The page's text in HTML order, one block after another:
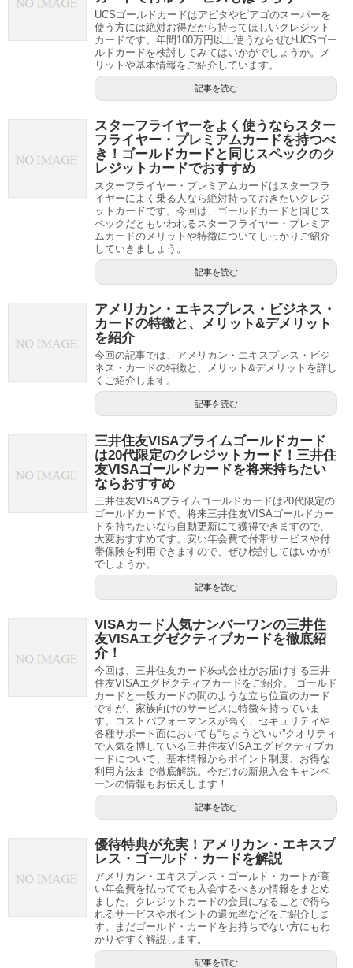
UCSゴールドカードはアピタやピアゴのスーパーを
使う方には絶対お得だから持ってほしいクレジット
カードです。年間100万円以上使うならぜひUCSゴー
ルドカードを検討してみてはいかがでしょうか。メ
リットや基本情報をご紹介しています。
記事を読む
スターフライヤーをよく使うならスター
フライヤー・プレミアムカードを持つべ
き！ゴールドカードと同じスペックのク
レジットカードでおすすめ
スターフライヤー・プレミアムカードはスターフラ
イヤーによく乗る人なら絶対持っておきたいクレジ
ットカードです。今回は、ゴールドカードと同じス
ペックだともいわれるスターフライヤー・プレミア
ムカードのメリットや特徴についてしっかりご紹介
していきましょう。
記事を読む
アメリカン・エキスプレス・ビジネス・
カードの特徴と、メリット&デメリット
を紹介
今回の記事では、アメリカン・エキスプレス・ビジ
ネス・カードの特徴と、メリット&デメリットを詳し
くご紹介します。
記事を読む
三井住友VISAプライムゴールドカード
は20代限定のクレジットカード！三井住
友VISAゴールドカードを将来持ちたい
ならおすすめ
三井住友VISAプライムゴールドカードは20代限定の
ゴールドカードで、将来三井住友VISAゴールドカー
ドを持ちたいなら自動更新にて獲得できますので、
大変おすすめです。安い年会費で付帯サービスや付
帯保険を利用できますので、ぜひ検討してはいかが
でしょうか。
記事を読む
VISAカード人気ナンバーワンの三井住
友VISAエグゼクティブカードを徹底紹
介！
今回は、三井住友カード株式会社がお届けする三井
住友VISAエグゼクティブカードをご紹介。 ゴールド
カードと一般カードの間のような立ち位置のカード
ですが、家族向けのサービスに特徴を持っていま
す。コストパフォーマンスが高く、セキュリティや
各種サポート面においても“ちょうどいい”クオリティ
で人気を博している三井住友VISAエグゼクティブカ
ードについて、基本情報からポイント制度、お得な
利用方法まで徹底解説。今だけの新規入会キャンペ
ーンの情報もお伝えします！
記事を読む
優待特典が充実！アメリカン・エキスプ
レス・ゴールド・カードを解説
アメリカン・エキスプレス・ゴールド・カードが高
い年会費を払ってでも入会するべきか情報をまとめ
ました。クレジットカードの会員になることで得ら
れるサービスやポイントの還元率などをご紹介しま
す。まだゴールド・カードをお持ちでない方にもわ
かりやすく解説します。
記事を読む